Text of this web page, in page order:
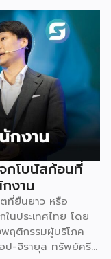
ครื่องมืออย่าง
มีประสิทธิภาพตลอด
ร้างรายได้เพิ่ม โดย
ต้น มองเห็นกับดักที่
เป้าหมาย Givora
เดียว แต่เกิดจากการ
ยากขยายธุรกิจสู่
ไปไม่ถึงเป้าหมาย
ยวชาญเฉพาะด้าน
และการเริ่มต้นผิด
จึงออกแบบ
ยวกัน แทนที่จะให้
ความรู้และความ
ห้ได้มาตรฐาน
การบริการตลอด
าบุคลากรพร้อมให้
กค้าและการตลาด
กโบนัสก้อนที่
งาน
ที่ยืนยาว หรือ
นประเทศไทย โดย
พฤติกรรมผู้บริโภค
ป-จิรายุส ทรัพย์ศรี